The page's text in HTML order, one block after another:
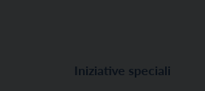
Iniziative speciali